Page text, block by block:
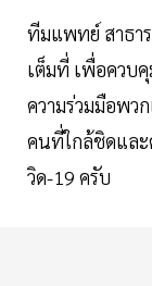
ทีมแพทย์ สาธา
เต็มที่ เพื่อควบ
ความร่วมมือพว
คนที่ใกล้ชิดแล
วิด-19 ครับ